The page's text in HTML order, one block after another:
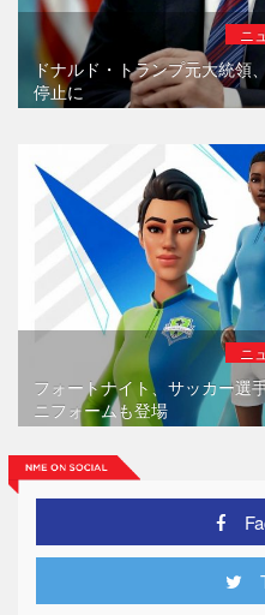
ニ
ドナルド・トランプ元大統領
停止に
ニ
フォートナイト、サッカー選
ニフォームも登場